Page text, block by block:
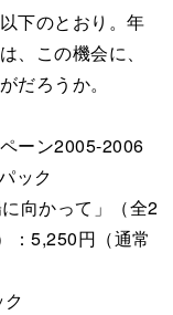
下のとおり。年
、この機会に、
だろうか。
ーン2005-2006
ック
向かって」（全2
：5,250円（通常